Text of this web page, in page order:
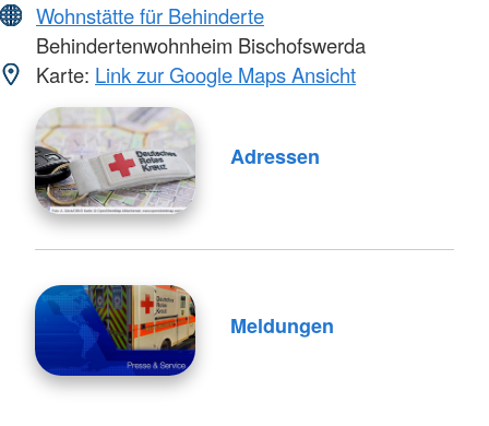
Wohnstätte für Behinderte
Behindertenwohnheim Bischofswerda
Karte: Link zur Google Maps Ansicht
Adressen
Meldungen